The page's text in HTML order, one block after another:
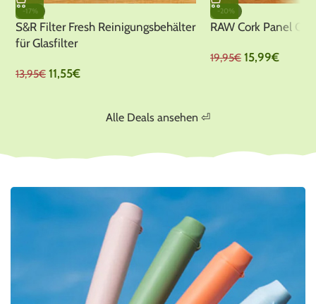
-17%
S&R Filter Fresh Reinigungsbehälter
für Glasfilter
13,95€ 11,55€
-20%
RAW Cork Panel Cap
19,95€ 15,99€
Alle Deals ansehen ⏎